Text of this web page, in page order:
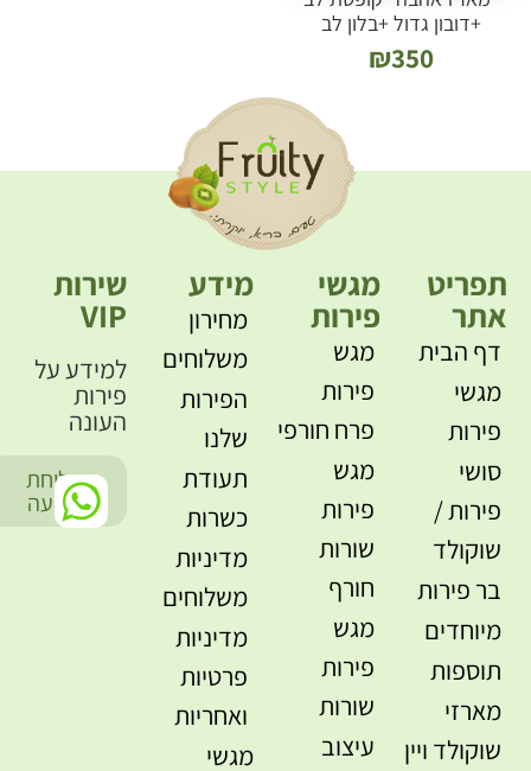
+דובון גדול +בלון לב
₪350
תפריט
אתר
דף הבית
מגשי
פירות
סושי
פירות /
שוקולד
בר פירות
מיוחדים
תוספות
מארזי
שוקולד ויין
מגשי
פירות
מגש
פירות
פרח חורפי
מגש
פירות
שורות
חורף
מגש
פירות
שורות
עיצוב
מידע
מחירון
משלוחים
הפירות
שלנו
תעודת
כשרות
מדיניות
משלוחים
מדיניות
פרטיות
ואחריות
מגשי
שירות
VIP
למידע על
פירות
העונה
שליחת
הודעה